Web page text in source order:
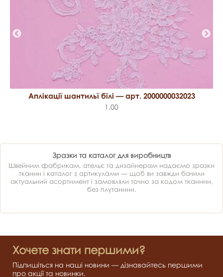
Аплікації шантильї білі — арт. 2000000032023
1.00
Зразки та каталог для виробництв
Швейним фабрикам, ательє та дизайнерам надаємо зразки
тканин і каталог з артикулами — щоб ви завжди бачили
актуальний асортимент і замовляли точно за кодом тканини,
без плутанини.
Хочете знати першими?
Підпишіться на наші новини — дізнавайтесь першими
про акції та новинки.